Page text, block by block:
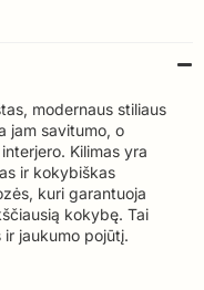
modernaus stiliaus
jam savitumo, o
Kilimas yra
ir kokybiškas
kuri garantuoja
kokybę. Tai
jaukumo pojūtį.